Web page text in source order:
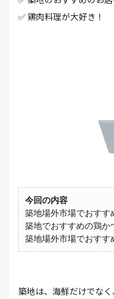
✅ 鶏肉料理が大好き！
今回の内容
築地場外市場でおすす
築地でおすすめの鶏か
築地場外市場でおすす
築地は、海鮮だけでな